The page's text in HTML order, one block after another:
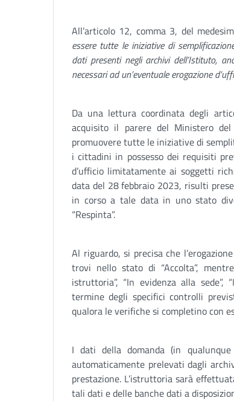
All’articolo 12, comma 3, del
essere tutte le iniziative di
dati presenti negli archivi dell’Istituto,
necessari ad un’eventuale erogazione
Da una lettura coordinata degli
acquisito il parere del Ministero
promuovere tutte le iniziative di
i cittadini in possesso dei requisiti
d’ufficio limitatamente ai soggetti
data del 28 febbraio 2023, risulti
in corso a tale data in uno stato
“Respinta”.
Al riguardo, si precisa che
trovi nello stato di “Accolta”,
istruttoria”, “In evidenza alla sede”,
termine degli specifici controlli
qualora le verifiche si completino con
I dati della domanda (in
automaticamente prelevati dagli
prestazione. L’istruttoria sarà
tali dati e delle banche dati a